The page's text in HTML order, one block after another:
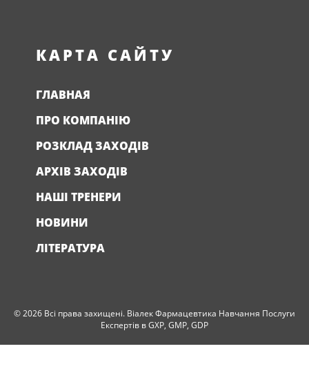
КАРТА САЙТУ
ГЛАВНАЯ
ПРО КОМПАНІЮ
РОЗКЛАД ЗАХОДІВ
АРХІВ ЗАХОДІВ
НАШІ ТРЕНЕРИ
НОВИНИ
ЛІТЕРАТУРА
© 2026 Всі права захищені. Віалек Фармацевтика Навчання Послуги
Експертів в GXP, GMP, GDP